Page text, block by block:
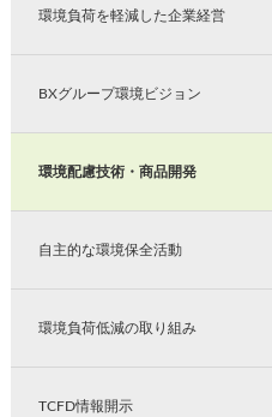
環境負荷を軽減した企業経営
BXグループ環境ビジョン
環境配慮技術・商品開発
自主的な環境保全活動
環境負荷低減の取り組み
TCFD情報開示